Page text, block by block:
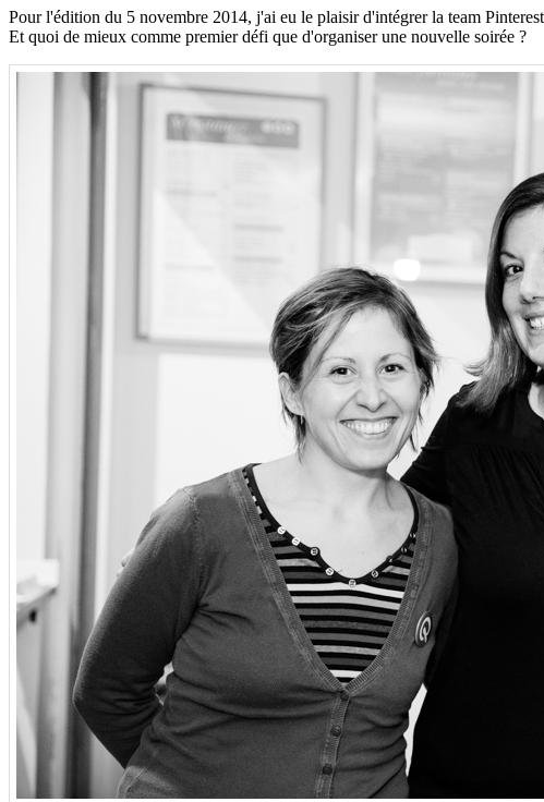
Pour l'édition du 5 novembre 2014, j'ai eu le plaisir d'intégrer la team
Et quoi de mieux comme premier défi que d'organiser une nouvelle soirée ?